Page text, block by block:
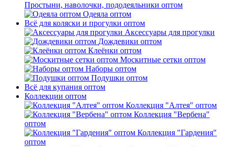
Простыни, наволочки, пододеяльники оптом
Одеяла оптом
Всё для коляски и прогулки оптом
Аксессуары для прогулки
Дождевики оптом
Клеёнки оптом
Москитные сетки оптом
Наборы оптом
Подушки оптом
Всё для купания оптом
Коллекции оптом
Коллекция "Алтея" оптом
Коллекция "Вербена"
оптом
Коллекция "Гардения"
оптом